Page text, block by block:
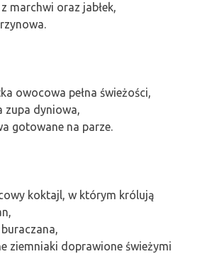
marchwi oraz jabłek,
owocowa pełna świeżości,
zupa dyniowa,
gotowane na parze.
koktajl, w którym królują
ziemniaki doprawione świeżymi